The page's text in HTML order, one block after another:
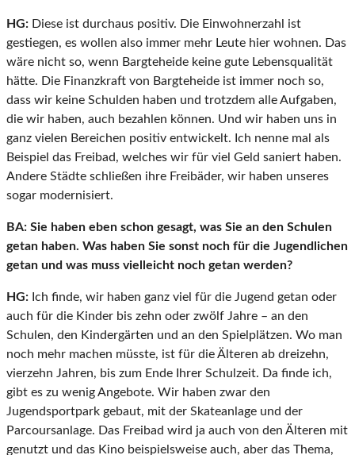
HG: Diese ist durchaus positiv. Die Einwohnerzahl ist
gestiegen, es wollen also immer mehr Leute hier wohnen. Das
wäre nicht so, wenn Bargteheide keine gute Lebensqualität
hätte. Die Finanzkraft von Bargteheide ist immer noch so,
dass wir keine Schulden haben und trotzdem alle Aufgaben,
die wir haben, auch bezahlen können. Und wir haben uns in
ganz vielen Bereichen positiv entwickelt. Ich nenne mal als
Beispiel das Freibad, welches wir für viel Geld saniert haben.
Andere Städte schließen ihre Freibäder, wir haben unseres
sogar modernisiert.
BA: Sie haben eben schon gesagt, was Sie an den Schulen
getan haben. Was haben Sie sonst noch für die Jugendlichen
getan und was muss vielleicht noch getan werden?
HG: Ich finde, wir haben ganz viel für die Jugend getan oder
auch für die Kinder bis zehn oder zwölf Jahre – an den
Schulen, den Kindergärten und an den Spielplätzen. Wo man
noch mehr machen müsste, ist für die Älteren ab dreizehn,
vierzehn Jahren, bis zum Ende Ihrer Schulzeit. Da finde ich,
gibt es zu wenig Angebote. Wir haben zwar den
Jugendsportpark gebaut, mit der Skateanlage und der
Parcoursanlage. Das Freibad wird ja auch von den Älteren mit
genutzt und das Kino beispielsweise auch, aber das Thema,